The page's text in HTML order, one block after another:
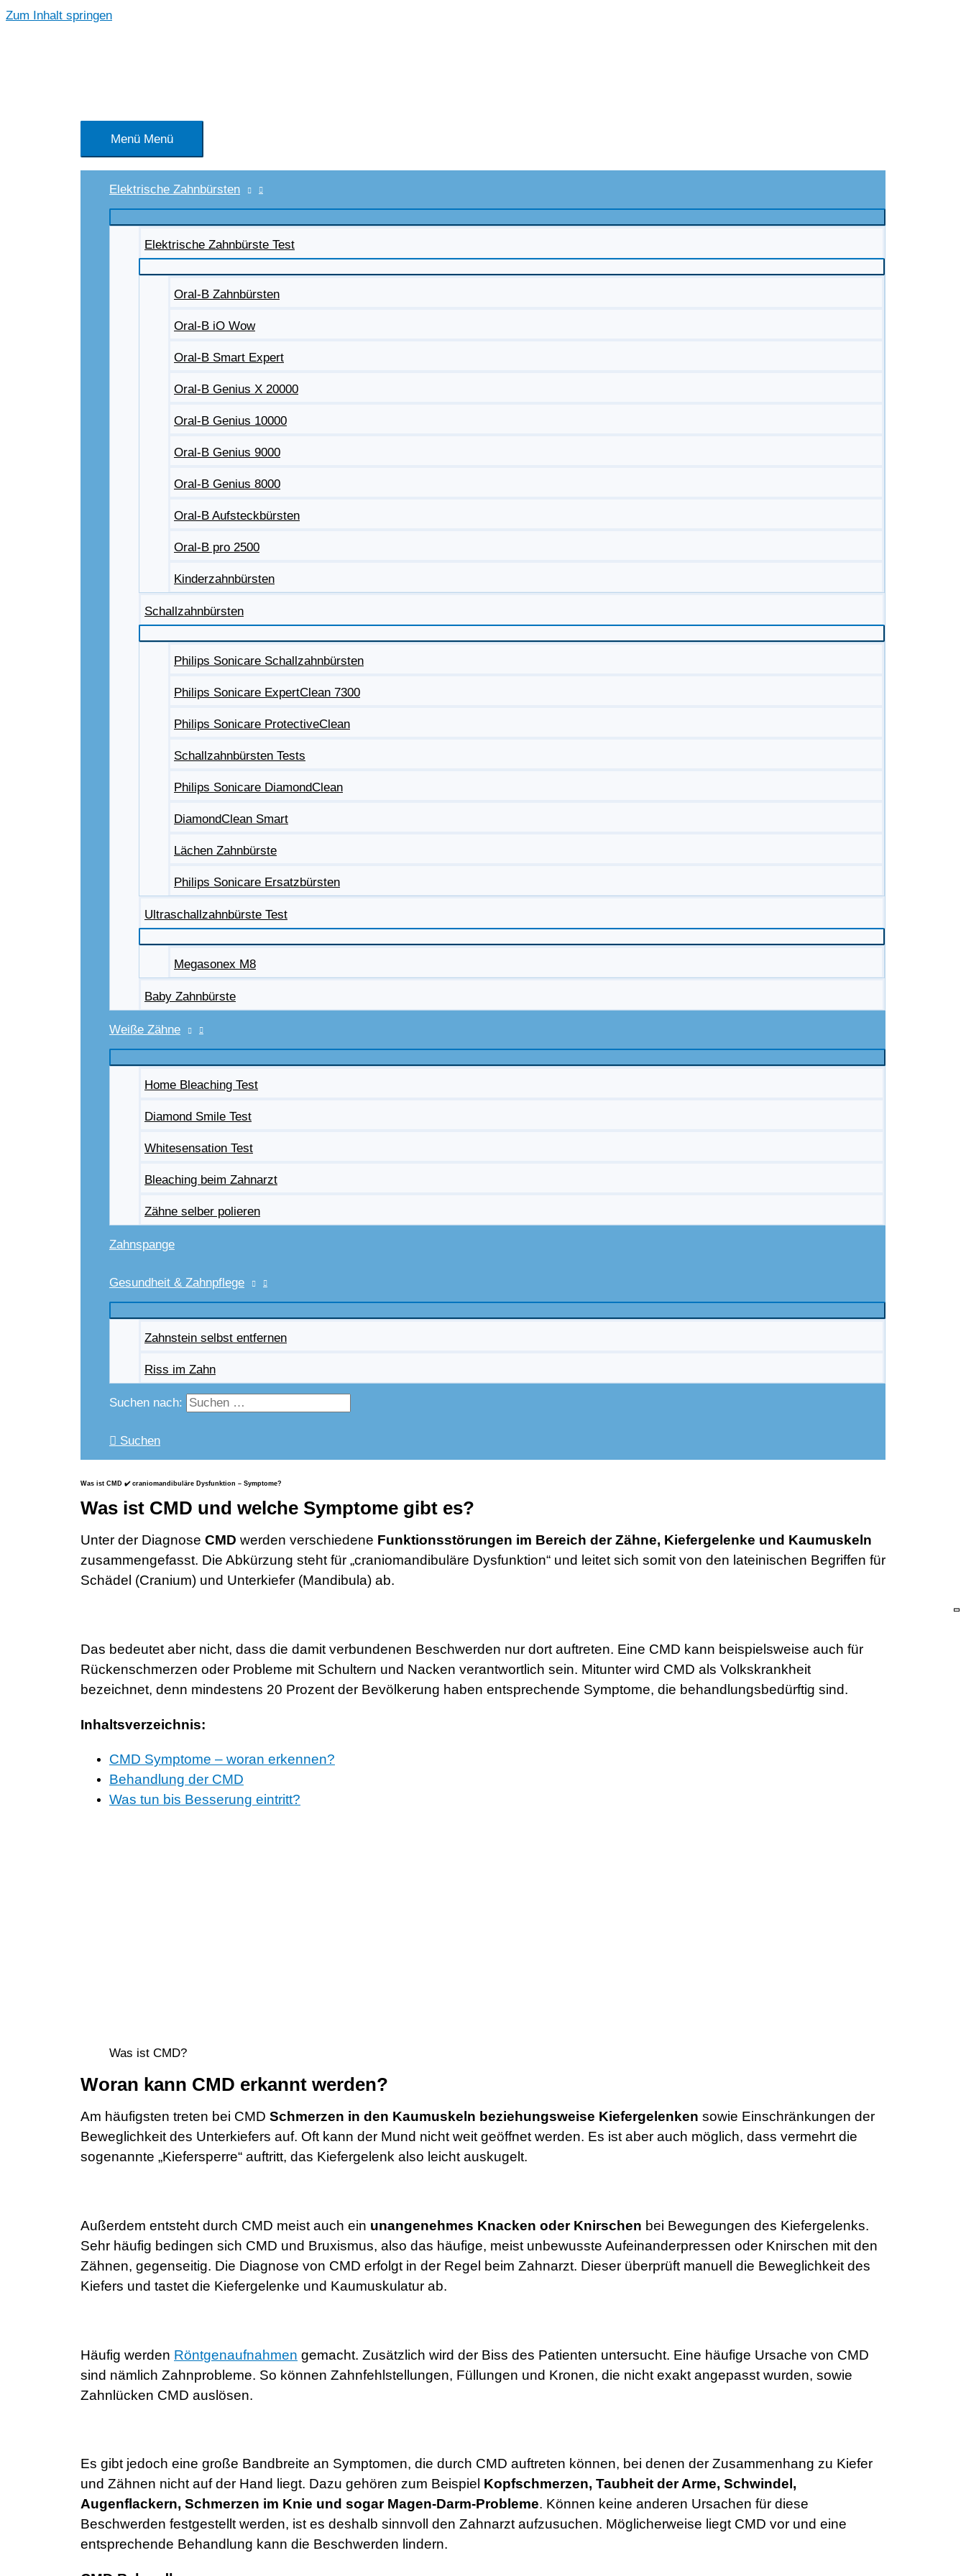
Zum Inhalt springen
Menü Menü
Elektrische Zahnbürsten
Elektrische Zahnbürste Test
Oral-B Zahnbürsten
Oral-B iO Wow
Oral-B Smart Expert
Oral-B Genius X 20000
Oral-B Genius 10000
Oral-B Genius 9000
Oral-B Genius 8000
Oral-B Aufsteckbürsten
Oral-B pro 2500
Kinderzahnbürsten
Schallzahnbürsten
Philips Sonicare Schallzahnbürsten
Philips Sonicare ExpertClean 7300
Philips Sonicare ProtectiveClean
Schallzahnbürsten Tests
Philips Sonicare DiamondClean
DiamondClean Smart
Lächen Zahnbürste
Philips Sonicare Ersatzbürsten
Ultraschallzahnbürste Test
Megasonex M8
Baby Zahnbürste
Weiße Zähne
Home Bleaching Test
Diamond Smile Test
Whitesensation Test
Bleaching beim Zahnarzt
Zähne selber polieren
Zahnspange
Gesundheit & Zahnpflege
Zahnstein selbst entfernen
Riss im Zahn
Suchen nach:
Suchen
Was ist CMD ✔️ craniomandibuläre Dysfunktion – Symptome?
Was ist CMD und welche Symptome gibt es?
Unter der Diagnose CMD werden verschiedene Funktionsstörungen im Bereich der Zähne, Kiefergelenke und Kaumuskeln
zusammengefasst. Die Abkürzung steht für „craniomandibuläre Dysfunktion“ und leitet sich somit von den lateinischen Begriffen für
Schädel (Cranium) und Unterkiefer (Mandibula) ab.
Das bedeutet aber nicht, dass die damit verbundenen Beschwerden nur dort auftreten. Eine CMD kann beispielsweise auch für
Rückenschmerzen oder Probleme mit Schultern und Nacken verantwortlich sein. Mitunter wird CMD als Volkskrankheit
bezeichnet, denn mindestens 20 Prozent der Bevölkerung haben entsprechende Symptome, die behandlungsbedürftig sind.
Inhaltsverzeichnis:
CMD Symptome – woran erkennen?
Behandlung der CMD
Was tun bis Besserung eintritt?
Was ist CMD?
Woran kann CMD erkannt werden?
Am häufigsten treten bei CMD Schmerzen in den Kaumuskeln beziehungsweise Kiefergelenken sowie Einschränkungen der
Beweglichkeit des Unterkiefers auf. Oft kann der Mund nicht weit geöffnet werden. Es ist aber auch möglich, dass vermehrt die
sogenannte „Kiefersperre“ auftritt, das Kiefergelenk also leicht auskugelt.
Außerdem entsteht durch CMD meist auch ein unangenehmes Knacken oder Knirschen bei Bewegungen des Kiefergelenks.
Sehr häufig bedingen sich CMD und Bruxismus, also das häufige, meist unbewusste Aufeinanderpressen oder Knirschen mit den
Zähnen, gegenseitig. Die Diagnose von CMD erfolgt in der Regel beim Zahnarzt. Dieser überprüft manuell die Beweglichkeit des
Kiefers und tastet die Kiefergelenke und Kaumuskulatur ab.
Häufig werden Röntgenaufnahmen gemacht. Zusätzlich wird der Biss des Patienten untersucht. Eine häufige Ursache von CMD
sind nämlich Zahnprobleme. So können Zahnfehlstellungen, Füllungen und Kronen, die nicht exakt angepasst wurden, sowie
Zahnlücken CMD auslösen.
Es gibt jedoch eine große Bandbreite an Symptomen, die durch CMD auftreten können, bei denen der Zusammenhang zu Kiefer
und Zähnen nicht auf der Hand liegt. Dazu gehören zum Beispiel Kopfschmerzen, Taubheit der Arme, Schwindel,
Augenflackern, Schmerzen im Knie und sogar Magen-Darm-Probleme. Können keine anderen Ursachen für diese
Beschwerden festgestellt werden, ist es deshalb sinnvoll den Zahnarzt aufzusuchen. Möglicherweise liegt CMD vor und eine
entsprechende Behandlung kann die Beschwerden lindern.